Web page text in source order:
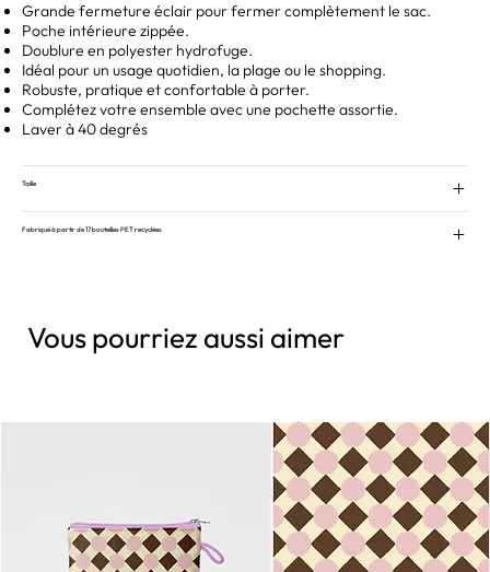
Grande fermeture éclair pour fermer complètement le sac.
Poche intérieure zippée.
Doublure en polyester hydrofuge.
Idéal pour un usage quotidien, la plage ou le shopping.
Robuste, pratique et confortable à porter.
Complétez votre ensemble avec une pochette assortie.
Laver à 40 degrés
Taille
Fabriqué à partir de 17 bouteilles PET recyclées
Vous pourriez aussi aimer